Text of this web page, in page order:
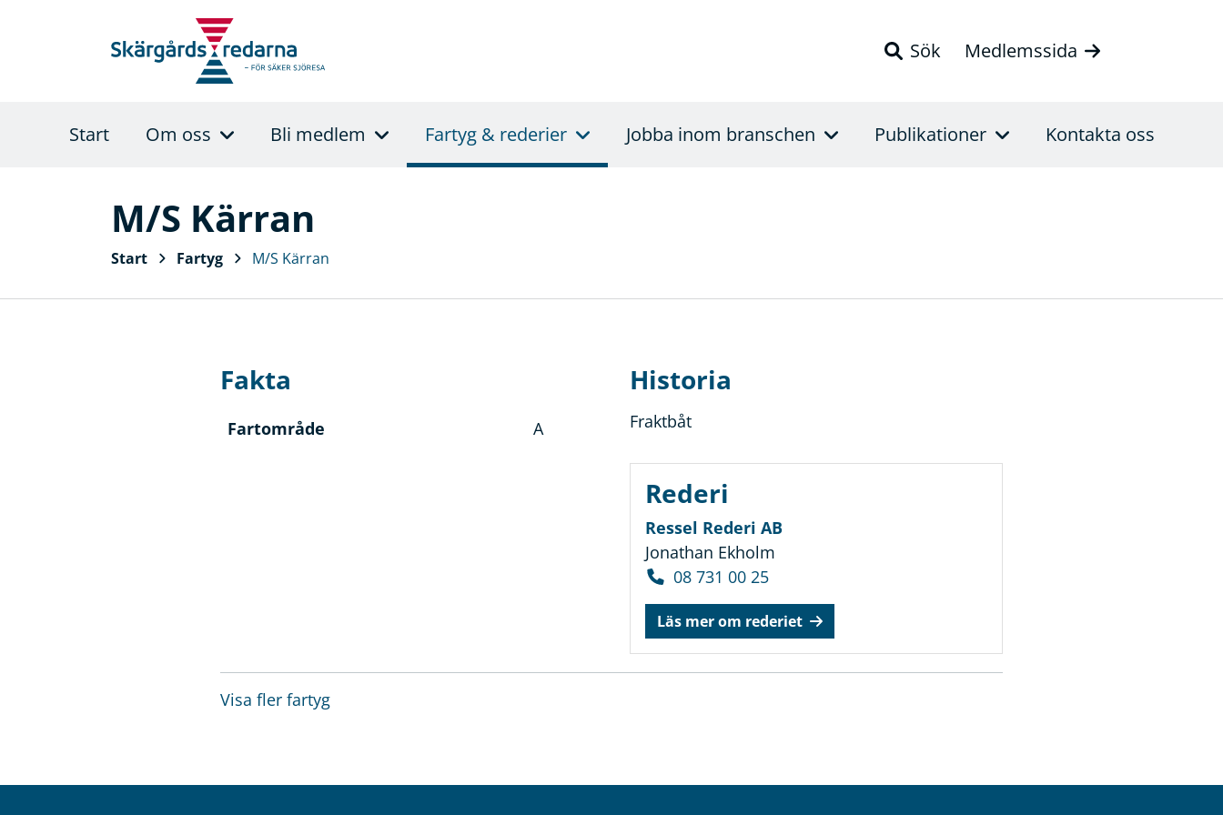
Sök Medlemssida
Start Om oss Bli medlem Fartyg & rederier Jobba inom branschen Publikationer Kontakta oss
M/S Kärran
Start Fartyg M/S Kärran
Fakta
Fartområde A
Historia
Fraktbåt
Rederi
Ressel Rederi AB
Jonathan Ekholm
08 731 00 25
Läs mer om rederiet
Visa fler fartyg